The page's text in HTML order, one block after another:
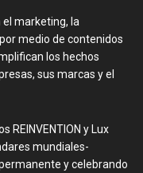
el marketing, la
medio de contenidos
los hechos
sus marcas y el
REINVENTION y Lux
mundiales-
y celebrando